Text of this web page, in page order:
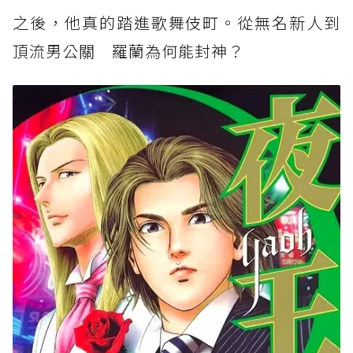
之後，他真的踏進歌舞伎町。從無名新人到
頂流男公關 羅蘭為何能封神？